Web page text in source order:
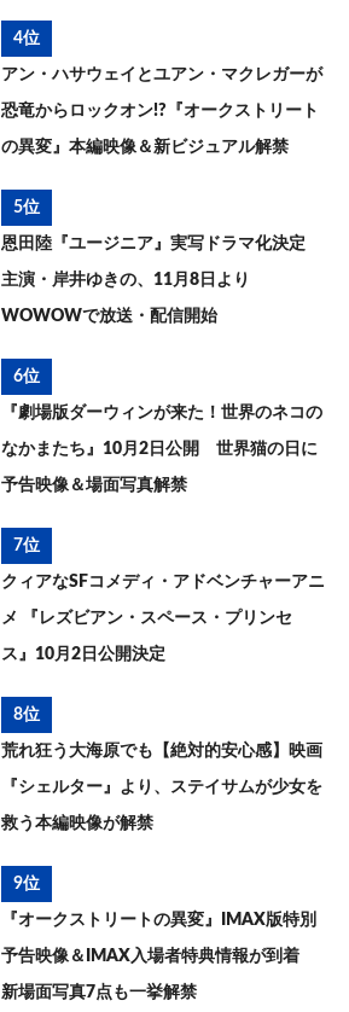
4位
アン・ハサウェイとユアン・マクレガーが
恐竜からロックオン!?『オークストリート
の異変』本編映像＆新ビジュアル解禁
5位
恩田陸『ユージニア』実写ドラマ化決定
主演・岸井ゆきの、11月8日より
WOWOWで放送・配信開始
6位
『劇場版ダーウィンが来た！世界のネコの
なかまたち』10月2日公開 世界猫の日に
予告映像＆場面写真解禁
7位
クィアなSFコメディ・アドベンチャーアニ
メ 『レズビアン・スペース・プリンセ
ス』10月2日公開決定
8位
荒れ狂う大海原でも【絶対的安心感】映画
『シェルター』より、ステイサムが少女を
救う本編映像が解禁
9位
『オークストリートの異変』IMAX版特別
予告映像＆IMAX入場者特典情報が到着
新場面写真7点も一挙解禁